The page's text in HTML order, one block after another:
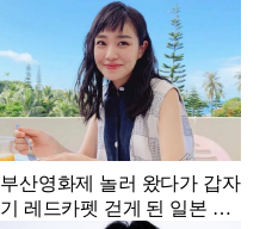
서 결혼한 미스코리아
부산영화제 놀러 왔다가 갑자
기 레드카펫 걷게 된 일본 여